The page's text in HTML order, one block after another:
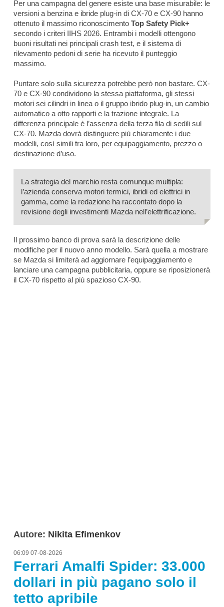
Per una campagna del genere esiste una base misurabile: le
versioni a benzina e ibride plug-in di CX-70 e CX-90 hanno
ottenuto il massimo riconoscimento Top Safety Pick+
secondo i criteri IIHS 2026. Entrambi i modelli ottengono
buoni risultati nei principali crash test, e il sistema di
rilevamento pedoni di serie ha ricevuto il punteggio
massimo.
Puntare solo sulla sicurezza potrebbe però non bastare. CX-
70 e CX-90 condividono la stessa piattaforma, gli stessi
motori sei cilindri in linea o il gruppo ibrido plug-in, un cambio
automatico a otto rapporti e la trazione integrale. La
differenza principale è l’assenza della terza fila di sedili sul
CX-70. Mazda dovrà distinguere più chiaramente i due
modelli, così simili tra loro, per equipaggiamento, prezzo o
destinazione d’uso.
La strategia del marchio resta comunque multipla:
l’azienda conserva motori termici, ibridi ed elettrici in
gamma, come la redazione ha raccontato dopo la
revisione degli investimenti Mazda nell’elettrificazione.
Il prossimo banco di prova sarà la descrizione delle
modifiche per il nuovo anno modello. Sarà quella a mostrare
se Mazda si limiterà ad aggiornare l’equipaggiamento e
lanciare una campagna pubblicitaria, oppure se riposizionerà
il CX-70 rispetto al più spazioso CX-90.
Autore: Nikita Efimenkov
06:09 07-08-2026
Ferrari Amalfi Spider: 33.000
dollari in più pagano solo il
tetto apribile